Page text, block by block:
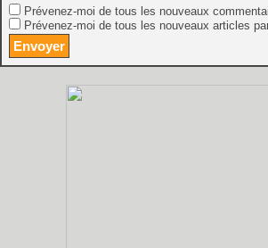
Prévenez-moi de tous les nouveaux
Prévenez-moi de tous les nouveaux articles